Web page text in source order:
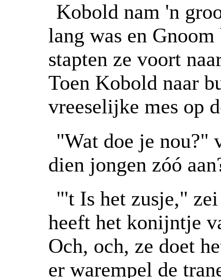
Kobold nam 'n
lang was en
stapten ze voort
Toen Kobold naar
vreeselijke mes op
"Wat doe je nou?"
dien jongen zóó
"'t Is het zusje,"
heeft het konijntje
Och, och, ze doet
er warempel de